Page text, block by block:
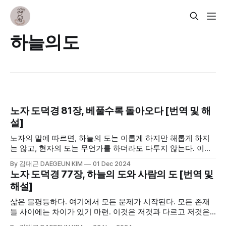
하늘의도
노자 도덕경 81장, 베풀수록 돌아오다 [번역 및 해
설]
노자의 말에 따르면, 하늘의 도는 이롭게 하지만 해롭게 하지
는 않고, 현자의 도는 무언가를 하더라도 다투지 않는다. 이는
은 마음이 돌아오듯 세상 모두를 위하는 그 마음이 결국 세상
을 더 좋게 만든다.
By 김대근 DAEGEUN KIM 01 Dec 2024
노자 도덕경 77장, 하늘의 도와 사람의 도 [번역 및
해설]
삶은 불평등하다. 여기에서 모든 문제가 시작된다. 모든 존재
들 사이에는 차이가 있기 마련. 이것은 저것과 다르고 저것은